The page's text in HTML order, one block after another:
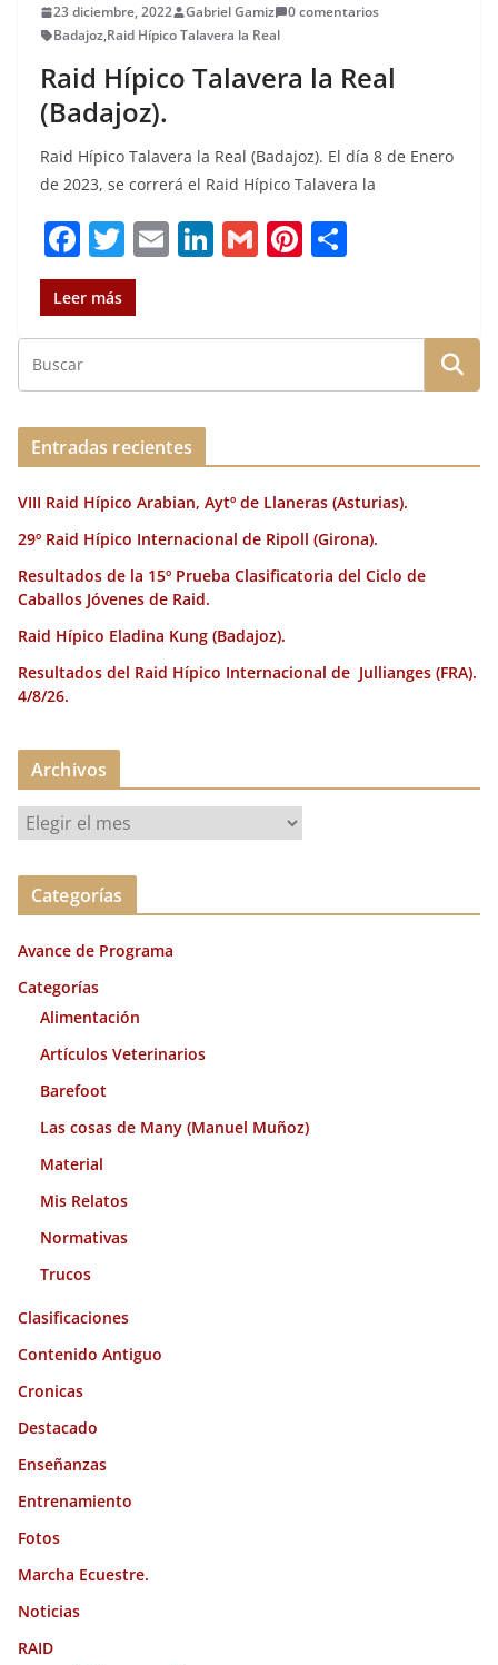
23 diciembre, 2022 Gabriel Gamiz
0 comentarios
Badajoz,Raid Hípico Talavera la Real
Raid Hípico Talavera la Real
(Badajoz).
Raid Hípico Talavera la Real (Badajoz). El día 8 de Enero
de 2023, se correrá el Raid Hípico Talavera la
F
a
c
e
b
o
o
k
T
w
it
te
r
E
l
Li
e
dI
G
l
Pi
re
st
p
a
ir
Leer más
Entradas recientes
VIII Raid Hípico Arabian, Aytº de Llaneras (Asturias).
29º Raid Hípico Internacional de Ripoll (Girona).
Resultados de la 15º Prueba Clasificatoria del Ciclo de
Caballos Jóvenes de Raid.
Raid Hípico Eladina Kung (Badajoz).
Resultados del Raid Hípico Internacional de Jullianges (FRA).
4/8/26.
Archivos
c
v
o
Categorías
Avance de Programa
Categorías
Alimentación
Artículos Veterinarios
Barefoot
Las cosas de Many (Manuel Muñoz)
Material
Mis Relatos
Normativas
Trucos
Clasificaciones
Contenido Antiguo
Cronicas
Destacado
Enseñanzas
Entrenamiento
Fotos
Marcha Ecuestre.
Noticias
RAID